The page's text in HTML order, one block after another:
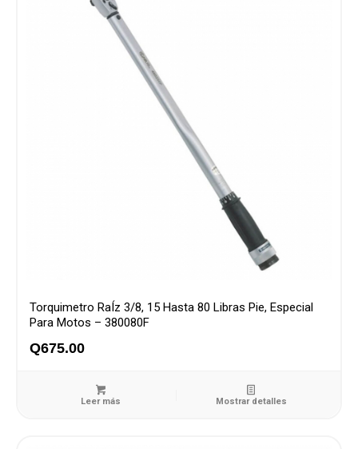
Torquimetro RaÍz 3/8, 15 Hasta 80 Libras Pie, Especial
Para Motos – 380080F
Q675.00
Leer más Mostrar detalles